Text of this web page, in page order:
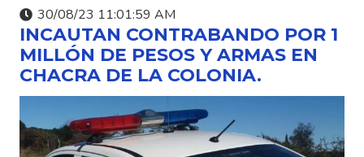
30/08/23 11:01:59 AM
INCAUTAN CONTRABANDO POR 1
MILLÓN DE PESOS Y ARMAS EN
CHACRA DE LA COLONIA.